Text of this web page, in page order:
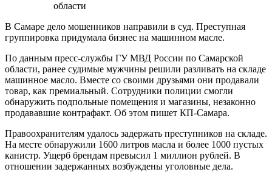
области
В Самаре дело мошенников направили в суд. Преступная
группировка придумала бизнес на машинном масле.
По данным пресс-службы ГУ МВД России по Самарской
области, ранее судимые мужчины решили разливать на складе
машинное масло. Вместе со своими друзьями они продавали
товар, как премиальный. Сотрудники полиции смогли
обнаружить подпольные помещения и магазины, незаконно
продававшие контрафакт. Об этом пишет КП-Самара.
Правоохранителям удалось задержать преступников на складе.
На месте обнаружили 1600 литров масла и более 1000 пустых
канистр. Ущерб брендам превысил 1 миллион рублей. В
отношении задержанных возбуждены уголовные дела.